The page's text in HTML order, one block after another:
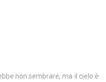
non sembrare, ma il cielo è